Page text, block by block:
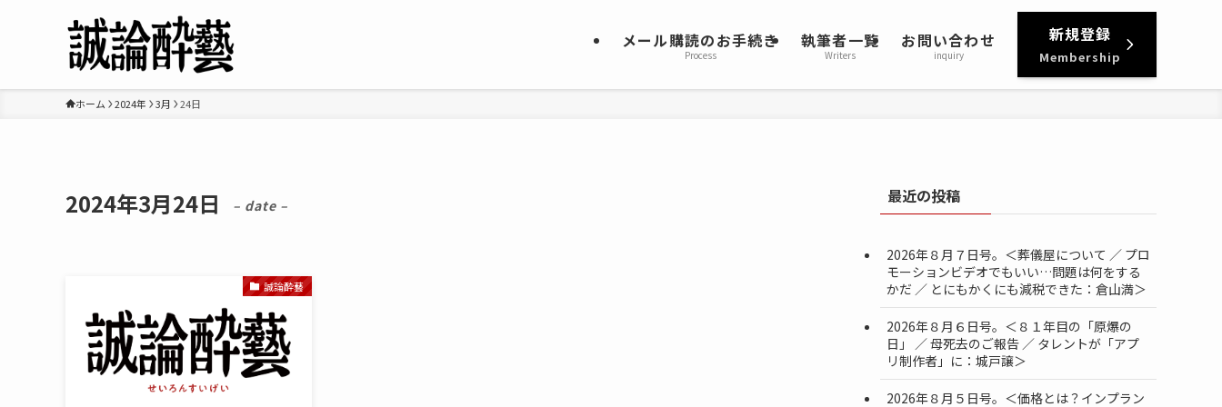
メール購読のお手続き
Process
執筆者一覧
Writers
お問い合わせ
inquiry
新規登録
Membership
ホーム 2024年 3月 24日
2024年3月24日 – date –
誠論酔藝
最近の投稿
2026年８月７日号。＜葬儀屋について ／ プロ
モーションビデオでもいい…問題は何をする
かだ ／ とにもかくにも減税できた：倉山満＞
2026年８月６日号。＜８１年目の「原爆の
日」 ／ 母死去のご報告 ／ タレントが「アプ
リ制作者」に：城戸譲＞
2026年８月５日号。＜価格とは？インプラン